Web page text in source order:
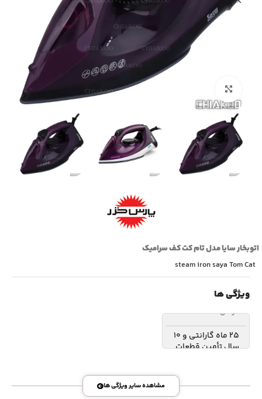
‫اتوبخار سایا مدل تام کت کف سرامیک
steam iron saya Tom Cat
ویژگی ها
گارانتی
25 ماه گارانتی و 10
سال تأمین قطعات
مشاهده سایر ویژگی ها